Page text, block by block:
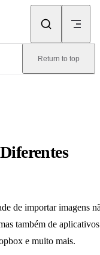
Return to top
de importar imagens
também de
e muito mais.